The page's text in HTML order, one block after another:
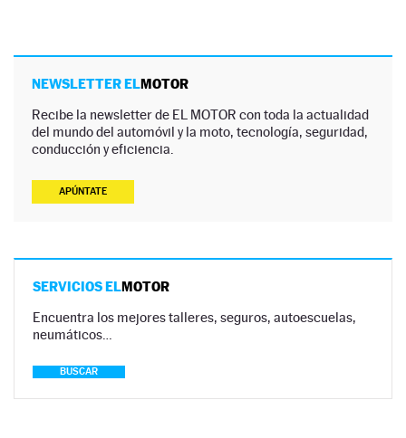
NEWSLETTER ELMOTOR
Recibe la newsletter de EL MOTOR con toda la actualidad
del mundo del automóvil y la moto, tecnología, seguridad,
conducción y eficiencia.
APÚNTATE
SERVICIOS ELMOTOR
Encuentra los mejores talleres, seguros, autoescuelas,
neumáticos…
BUSCAR